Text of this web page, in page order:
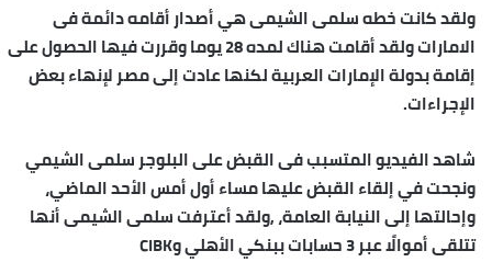
ولقد كانت خطه سلمى الشيمى هي أصدار أقامه دائمة فى
الامارات ولقد أقامت هناك لمده 28 يوما وقررت فيها الحصول على
إقامة بدولة الإمارات العربية لكنها عادت إلى مصر لإنهاء بعض
الإجراءات.
شاهد الفيديو المتسبب فى القبض على البلوجر سلمى الشيمي
ونجحت في إلقاء القبض عليها مساء أول أمس الأحد الماضي،
وإحالتها إلى النيابة العامة، ,ولقد أعترفت سلمى الشيمى أنها
تتلقى أموالًا عبر 3 حسابات ببنكي الأهلي وCIBK